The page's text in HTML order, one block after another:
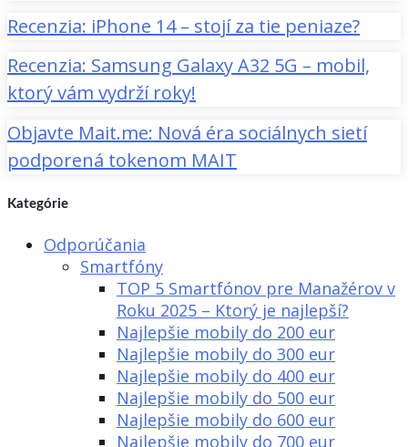
Recenzia: iPhone 14 – stojí za tie peniaze?
Recenzia: Samsung Galaxy A32 5G – mobil,
ktorý vám vydrží roky!
Objavte Mait.me: Nová éra sociálnych sietí
podporená tokenom MAIT
Kategórie
Odporúčania
Smartfóny
TOP 5 Smartfónov pre Manažérov v
Roku 2025 – Ktorý je najlepší?
Najlepšie mobily do 200 eur
Najlepšie mobily do 300 eur
Najlepšie mobily do 400 eur
Najlepšie mobily do 500 eur
Najlepšie mobily do 600 eur
Najlepšie mobily do 700 eur